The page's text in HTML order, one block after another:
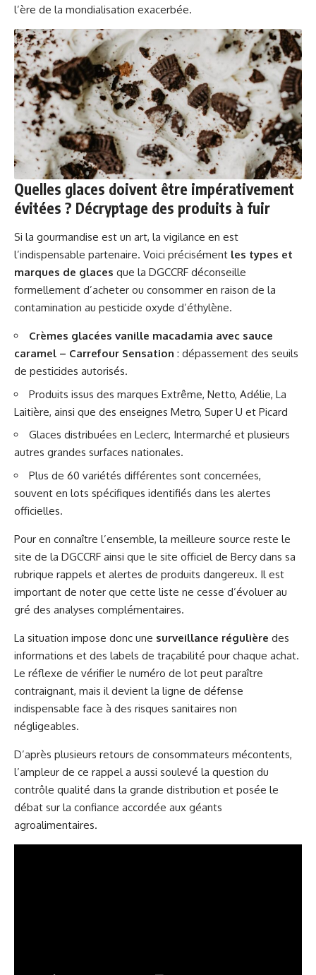
l’ère de la mondialisation exacerbée.
Quelles glaces doivent être impérativement
évitées ? Décryptage des produits à fuir
Si la gourmandise est un art, la vigilance en est
l’indispensable partenaire. Voici précisément les types et
marques de glaces que la DGCCRF déconseille
formellement d’acheter ou consommer en raison de la
contamination au pesticide oxyde d’éthylène.
Crèmes glacées vanille macadamia avec sauce
caramel – Carrefour Sensation : dépassement des seuils
de pesticides autorisés.
Produits issus des marques Extrême, Netto, Adélie, La
Laitière, ainsi que des enseignes Metro, Super U et Picard
Glaces distribuées en Leclerc, Intermarché et plusieurs
autres grandes surfaces nationales.
Plus de 60 variétés différentes sont concernées,
souvent en lots spécifiques identifiés dans les alertes
officielles.
Pour en connaître l’ensemble, la meilleure source reste le
site de la DGCCRF ainsi que le site officiel de Bercy dans sa
rubrique rappels et alertes de produits dangereux. Il est
important de noter que cette liste ne cesse d’évoluer au
gré des analyses complémentaires.
La situation impose donc une surveillance régulière des
informations et des labels de traçabilité pour chaque achat.
Le réflexe de vérifier le numéro de lot peut paraître
contraignant, mais il devient la ligne de défense
indispensable face à des risques sanitaires non
négligeables.
D’après plusieurs retours de consommateurs mécontents,
l’ampleur de ce rappel a aussi soulevé la question du
contrôle qualité dans la grande distribution et posée le
débat sur la confiance accordée aux géants
agroalimentaires.